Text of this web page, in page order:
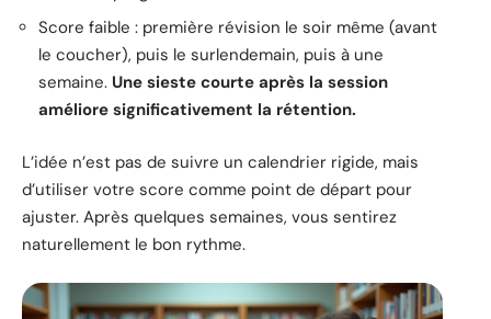
Score faible : première révision le soir même (avant
le coucher), puis le surlendemain, puis à une
semaine. Une sieste courte après la session
améliore significativement la rétention.
L’idée n’est pas de suivre un calendrier rigide, mais
d’utiliser votre score comme point de départ pour
ajuster. Après quelques semaines, vous sentirez
naturellement le bon rythme.